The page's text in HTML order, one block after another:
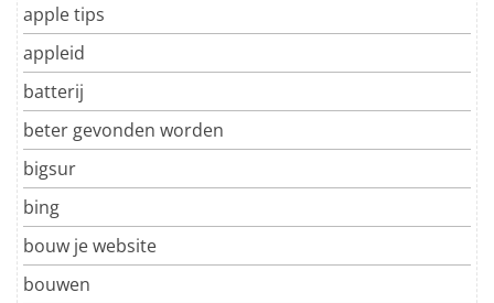
apple tips
appleid
batterij
beter gevonden worden
bigsur
bing
bouw je website
bouwen